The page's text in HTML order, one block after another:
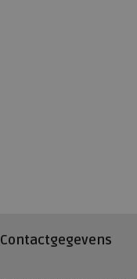
Contactgegevens